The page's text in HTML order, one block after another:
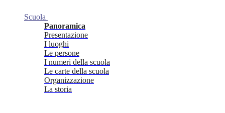
Scuola
Panoramica
Presentazione
I luoghi
Le persone
I numeri della scuola
Le carte della scuola
Organizzazione
La storia